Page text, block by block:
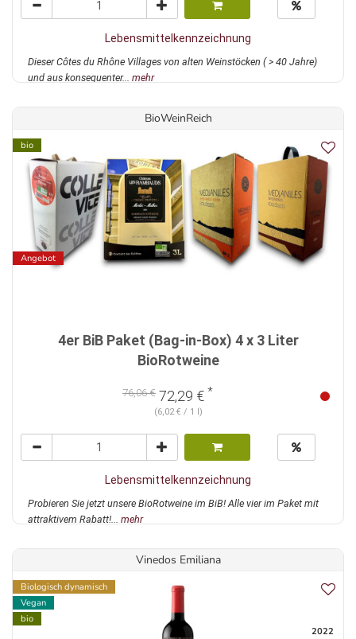
Lebensmittelkennzeichnung
Dieser Côtes du Rhône Villages von alten Weinstöcken ( > 40 Jahre)
und aus konsequenter... mehr
BioWeinReich
bio
Angebot
4er BiB Paket (Bag-in-Box) 4 x 3 Liter
BioRotweine
76,06 € 72,29 € *
(6,02 € / 1 l)
Lebensmittelkennzeichnung
Probieren Sie jetzt unsere BioRotweine im BiB! Alle vier im Paket mit
attraktivem Rabatt!... mehr
Vinedos Emiliana
Biologisch dynamisch
Vegan
bio
2022